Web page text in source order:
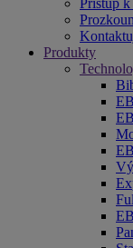
Přístup
Produkty